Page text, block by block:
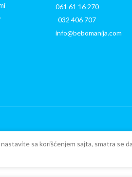
061 61 16 270
032 406 707
info@bebomanija.com
sa korišćenjem sajta, smatra se